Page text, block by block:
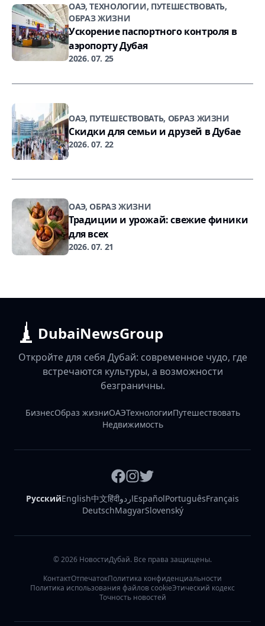
ОАЭ, ТЕХНОЛОГИИ, ПУТЕШЕСТВОВАТЬ,
ОБРАЗ ЖИЗНИ
Ускорение паспортного контроля в
аэропорту Дубая
2026. 07. 25
ОАЭ, ПУТЕШЕСТВОВАТЬ, ОБРАЗ ЖИЗНИ
Скидки для семьи и друзей в Дубае
2026. 07. 22
ОАЭ, ОБРАЗ ЖИЗНИ
Традиции и урожай: свежие финики
для всех
2026. 07. 21
DubaiNewsGroup
Откройте для себя Дубай: современное чудо, где
встречаются культуры, а возможности
безграничны.
БизнесОбраз жизниОАЭТехнологииПутешествовать
Недвижимость
РусскийEnglish中文हिंदीاردوEspañolPortuguêsFrançais
DeutschMagyarSlovenský
©2026 НовостиДубай. Все права защищены.
КонтактОтпечатокПолитика конфиденциальности
Политика использования файлов cookieЭтический кодекс
Точность новостей